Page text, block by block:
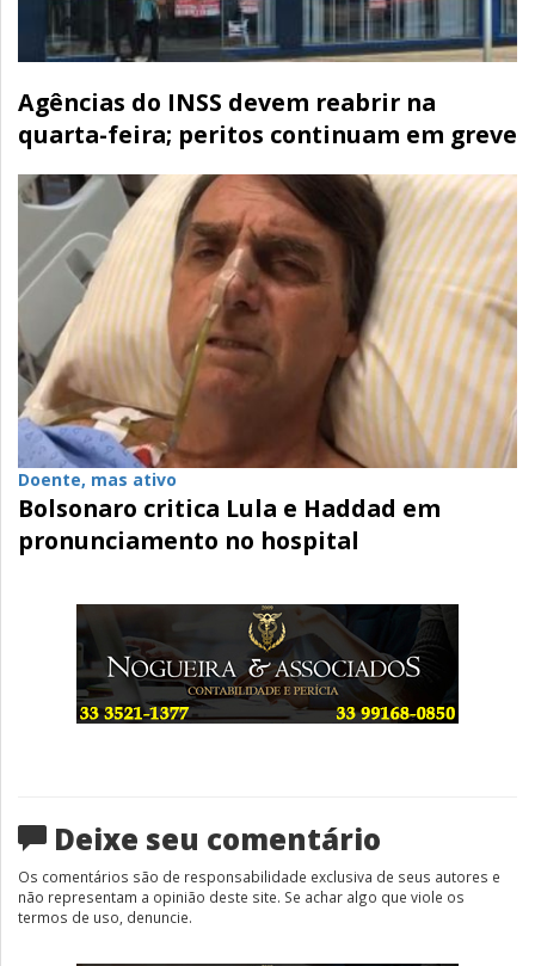
Agências do INSS devem reabrir na
quarta-feira; peritos continuam em greve
Doente, mas ativo
Bolsonaro critica Lula e Haddad em
pronunciamento no hospital
Deixe seu comentário
Os comentários são de responsabilidade exclusiva de seus autores e
não representam a opinião deste site. Se achar algo que viole os
termos de uso, denuncie.